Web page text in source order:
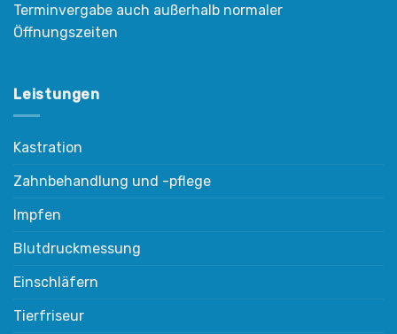
Terminvergabe auch außerhalb normaler
Öffnungszeiten
Leistungen
Kastration
Zahnbehandlung und -pflege
Impfen
Blutdruckmessung
Einschläfern
Tierfriseur